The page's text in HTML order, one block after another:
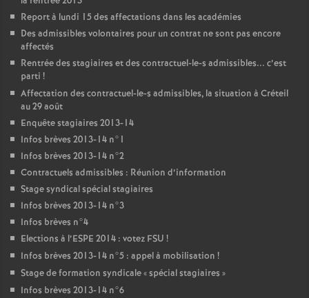
Report à lundi 15 des affectations dans les académies
Des admissibles volontaires pour un contrat ne sont pas encore
affectés
Rentrée des stagiaires et des contractuel-le-s admissibles... c’est
parti !
Affectation des contractuel-le-s admissibles, la situation à Créteil
au 29 août
Enquête stagiaires 2013-14
Infos brèves 2013-14 n°1
Infos brèves 2013-14 n°2
Contractuels admissibles : Réunion d’information
Stage syndical spécial stagiaires
Infos brèves 2013-14 n°3
Infos brèves n°4
Elections à l’ESPE 2014 : votez FSU !
Infos brèves 2013-14 n°5 : appel à mobilisation !
Stage de formation syndicale «spécial stagiaires »
Infos brèves 2013-14 n°6